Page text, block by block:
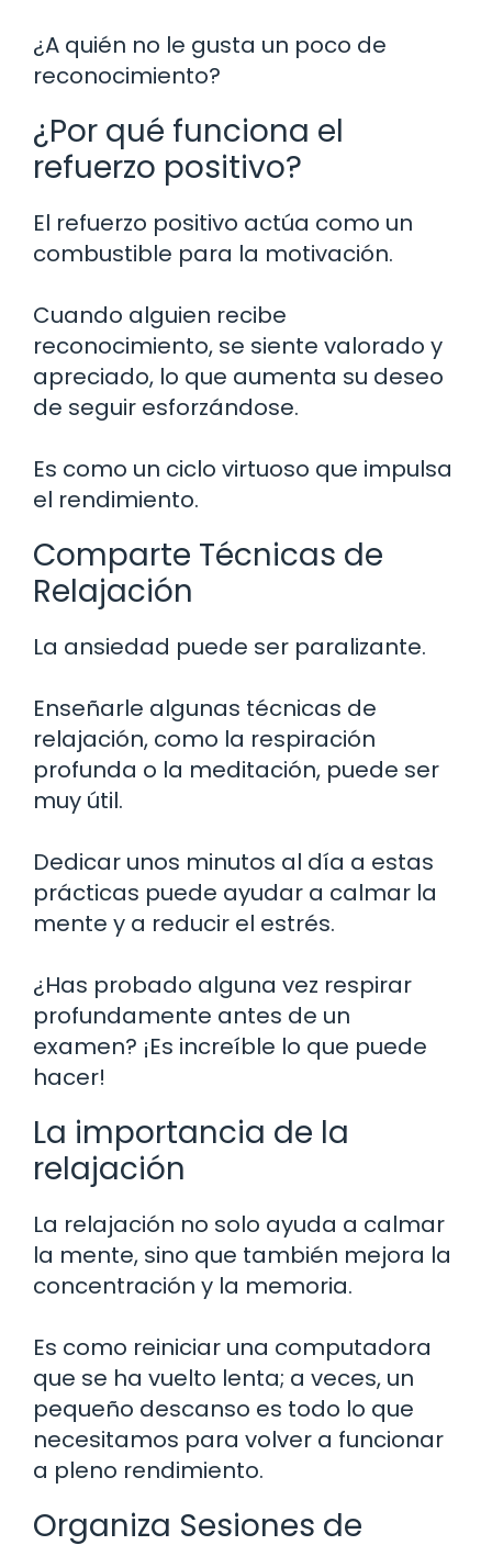
¿A quién no le gusta un poco de
reconocimiento?
¿Por qué funciona el
refuerzo positivo?
El refuerzo positivo actúa como un
combustible para la motivación.
Cuando alguien recibe
reconocimiento, se siente valorado y
apreciado, lo que aumenta su deseo
de seguir esforzándose.
Es como un ciclo virtuoso que impulsa
el rendimiento.
Comparte Técnicas de
Relajación
La ansiedad puede ser paralizante.
Enseñarle algunas técnicas de
relajación, como la respiración
profunda o la meditación, puede ser
muy útil.
Dedicar unos minutos al día a estas
prácticas puede ayudar a calmar la
mente y a reducir el estrés.
¿Has probado alguna vez respirar
profundamente antes de un
examen? ¡Es increíble lo que puede
hacer!
La importancia de la
relajación
La relajación no solo ayuda a calmar
la mente, sino que también mejora la
concentración y la memoria.
Es como reiniciar una computadora
que se ha vuelto lenta; a veces, un
pequeño descanso es todo lo que
necesitamos para volver a funcionar
a pleno rendimiento.
Organiza Sesiones de